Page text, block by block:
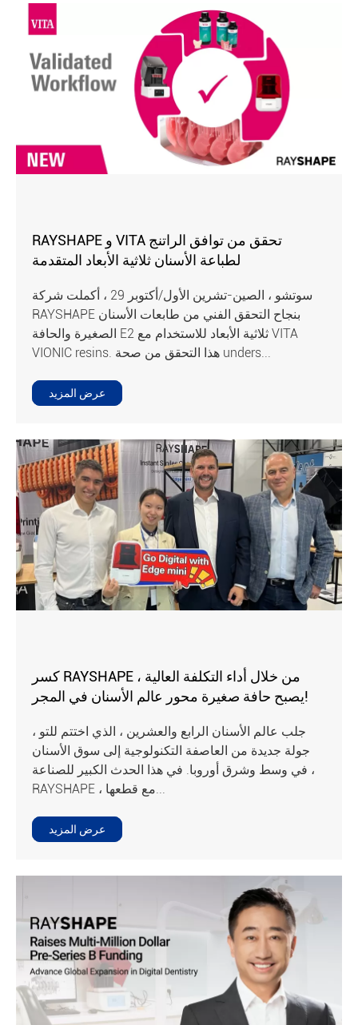
RAYSHAPE و VITA تحقق من توافق الراتنج
لطباعة الأسنان ثلاثية الأبعاد المتقدمة
سوتشو ، الصين-تشرين الأول/أكتوبر 29 ، أكملت شركة
RAYSHAPE بنجاح التحقق الفني من طابعات الأسنان
الصغيرة والحافة E2 ثلاثية الأبعاد للاستخدام مع VITA
VIONIC resins. هذا التحقق من صحة unders...
عرض المزيد
كسر RAYSHAPE من خلال أداء التكلفة العالية ،
يصبح حافة صغيرة محور عالم الأسنان في المجر!
جلب عالم الأسنان الرابع والعشرين ، الذي اختتم للتو ،
جولة جديدة من العاصفة التكنولوجية إلى سوق الأسنان
في وسط وشرق أوروبا. في هذا الحدث الكبير للصناعة ،
RAYSHAPE ، مع قطعها...
عرض المزيد